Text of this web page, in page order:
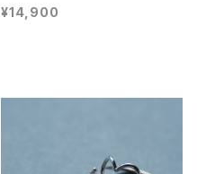
¥14,900